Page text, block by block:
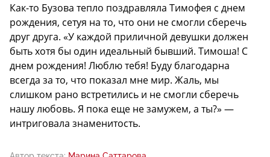
Как-то Бузова тепло поздравляла Тимофея с днем
рождения, сетуя на то, что они не смогли сберечь
друг друга. «У каждой приличной девушки должен
быть хотя бы один идеальный бывший. Тимоша! С
днем рождения! Люблю тебя! Буду благодарна
всегда за то, что показал мне мир. Жаль, мы
слишком рано встретились и не смогли сберечь
нашу любовь. Я пока еще не замужем, а ты?» —
интриговала знаменитость.